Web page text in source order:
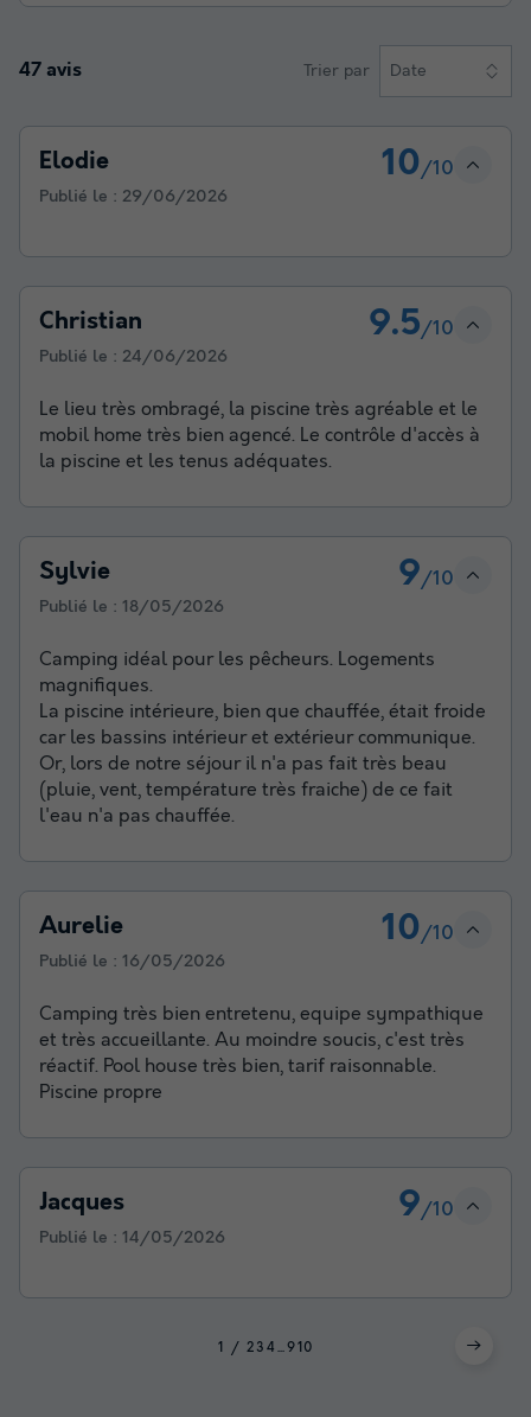
47 avis Trier par Date
Elodie 10/10
Publié le : 29/06/2026
Christian 9.5/10
Publié le : 24/06/2026
Le lieu très ombragé, la piscine très agréable et le
mobil home très bien agencé. Le contrôle d'accès à
la piscine et les tenus adéquates.
Sylvie 9/10
Publié le : 18/05/2026
Camping idéal pour les pêcheurs. Logements
magnifiques.
La piscine intérieure, bien que chauffée, était froide
car les bassins intérieur et extérieur communique.
Or, lors de notre séjour il n'a pas fait très beau
(pluie, vent, température très fraiche) de ce fait
l'eau n'a pas chauffée.
Aurelie 10/10
Publié le : 16/05/2026
Camping très bien entretenu, equipe sympathique
et très accueillante. Au moindre soucis, c'est très
réactif. Pool house très bien, tarif raisonnable.
Piscine propre
Jacques 9/10
Publié le : 14/05/2026
1 2 3 4 ...910